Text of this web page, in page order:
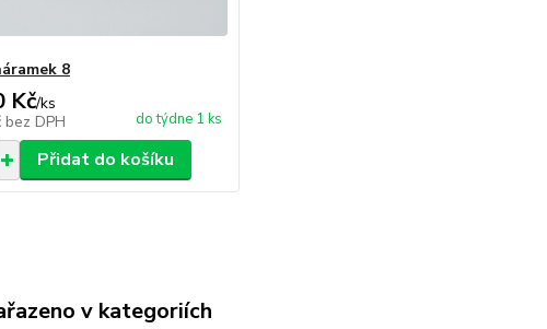
8
Kč/ks
bez DPH do týdne 1 ks
Přidat do košíku
v kategoriích